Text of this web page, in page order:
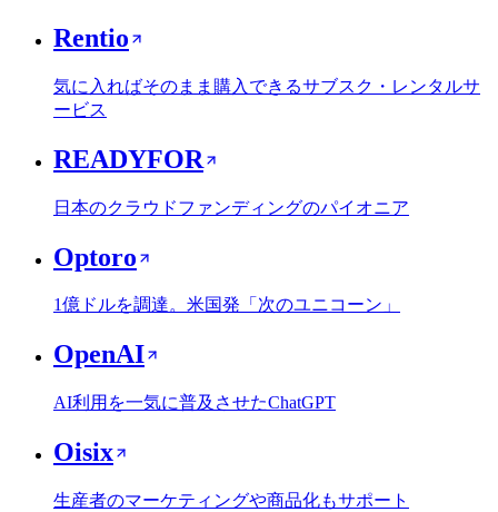
Rentio
気に入ればそのまま購入できるサブスク・レンタルサ
ービス
READYFOR
日本のクラウドファンディングのパイオニア
Optoro
1億ドルを調達。米国発「次のユニコーン」
OpenAI
AI利用を一気に普及させたChatGPT
Oisix
生産者のマーケティングや商品化もサポート